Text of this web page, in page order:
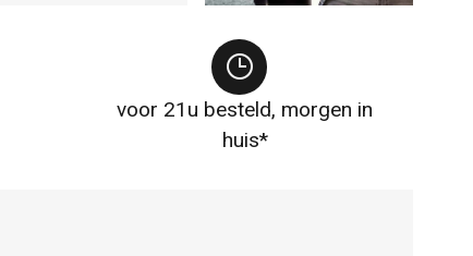
voor 21u besteld, morgen in
huis*